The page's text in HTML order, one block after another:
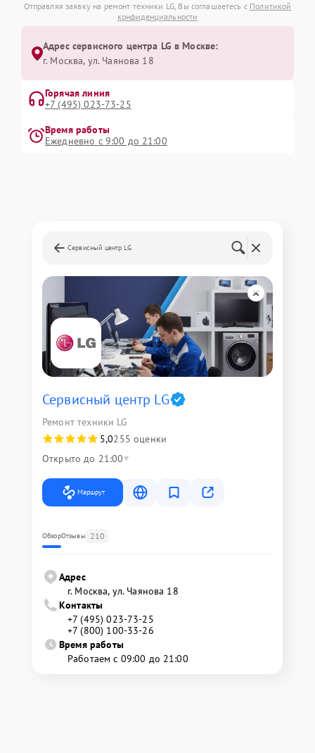
Отправляя заявку на ремонт техники LG, Вы соглашаетесь с Политикой
конфиденциальности
Адрес сервисного центра LG в Москве:
г. Москва, ул. Чаянова 18
Горячая линия
+7 (495) 023-73-25
Время работы
Ежедневно с 9:00 до 21:00
Сервисный центр LG
Сервисный центр LG
Ремонт техники LG
5,0255 оценки
Открыто до 21:00
Маршрут
ОбзорОтзывы 210
Адрес
г. Москва, ул. Чаянова 18
Контакты
+7 (495) 023-73-25
+7 (800) 100-33-26
Время работы
Работаем с 09:00 до 21:00